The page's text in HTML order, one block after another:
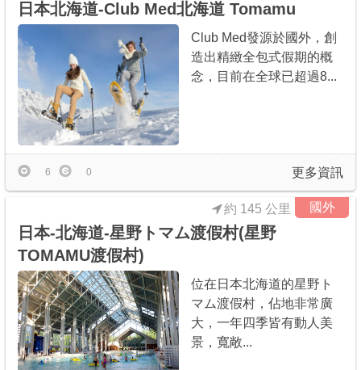
日本北海道-Club Med北海道 Tomamu
Club Med發源於國外，創
造出精緻全包式假期的概
念，目前在全球已超過8...
更多資訊
6 0
國外
約 145 公里
日本-北海道-星野トマム渡假村(星野
TOMAMU渡假村)
位在日本北海道的星野ト
マム渡假村，佔地非常廣
大，一年四季皆有動人美
景，寬敞...